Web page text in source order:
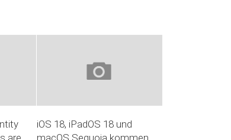
are
iOS 18, iPadOS 18 und
macOS Sequoia kommen